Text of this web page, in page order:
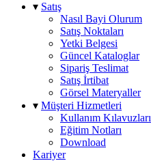
▾ Satış
Nasıl Bayi Olurum
Satış Noktaları
Yetki Belgesi
Güncel Kataloglar
Sipariş Teslimat
Satış İrtibat
Görsel Materyaller
▾ Müşteri Hizmetleri
Kullanım Kılavuzları
Eğitim Notları
Download
Kariyer